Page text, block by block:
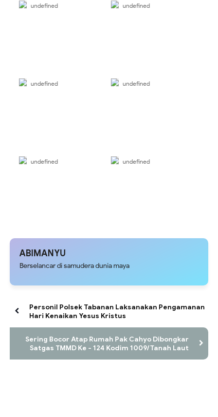
undefined undefined
undefined undefined
undefined undefined
ABIMANYU
Berselancar di samudera dunia maya
Personil Polsek Tabanan Laksanakan Pengamanan
Hari Kenaikan Yesus Kristus
Sering Bocor Atap Rumah Pak Cahyo Dibongkar
Satgas TMMD Ke - 124 Kodim 1009/Tanah Laut